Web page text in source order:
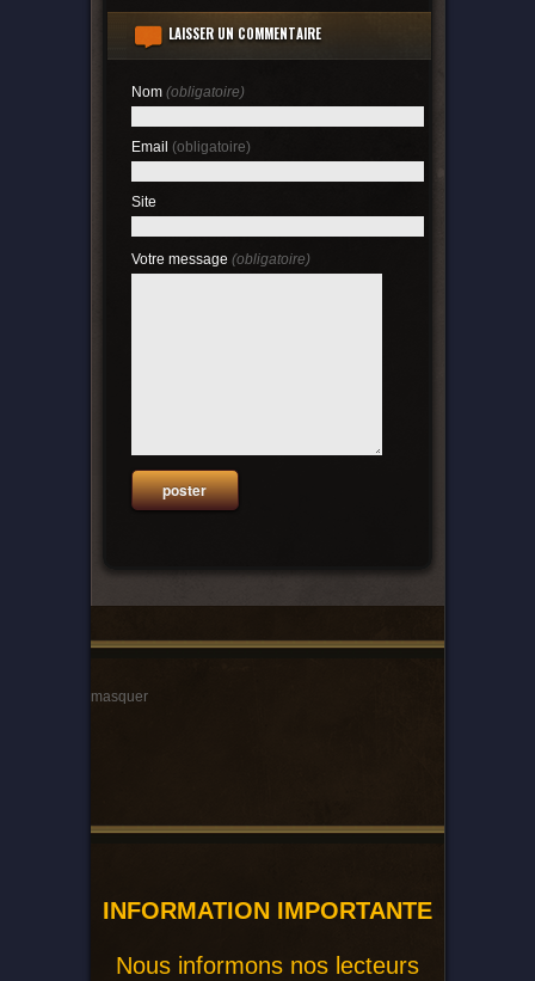
LAISSER UN COMMENTAIRE
Nom (obligatoire)
Email (obligatoire)
Site
Votre message (obligatoire)
masquer
INFORMATION IMPORTANTE
Nous informons nos lecteurs